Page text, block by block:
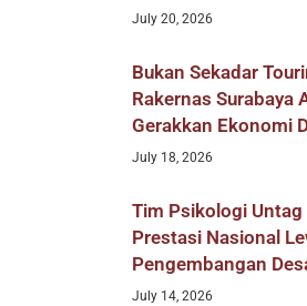
July 20, 2026
Bukan Sekadar
Rakernas Surabaya
Gerakkan Ekonomi
July 18, 2026
Tim Psikologi Untag
Prestasi Nasional
Pengembangan
July 14, 2026